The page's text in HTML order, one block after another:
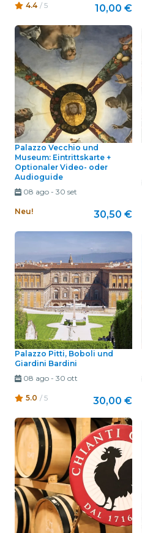
4.4 / 5 10,00 €
Palazzo Vecchio und
Museum: Eintrittskarte +
Optionaler Video- oder
Audioguide
08 ago- 30 set
Neu! 30,50 €
Palazzo Pitti, Boboli und
Giardini Bardini
08 ago- 30 ott
5.0 / 5 30,00 €